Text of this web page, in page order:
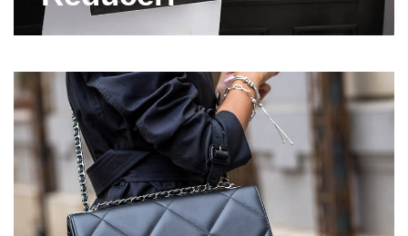
nerefuzat! Vei avea intotdeauna acces la ultimele
modele, create conform noilor tendinte din moda, si
te vei bucura de preturi excelente. Alege din colectia
Capricia pantofi dama din piele in nuante usor de
asortat cu piesele vestimentare din garderoba ta si
bucura-te de un look fabulos in fiecare zi!